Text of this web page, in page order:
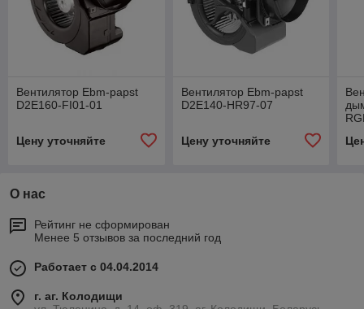
Вентилятор Ebm-papst
D2E160-FI01-01
Цену уточняйте
Вентилятор Ebm-papst
D2E140-HR97-07
Цену уточняйте
О нас
Рейтинг не сформирован
Менее 5 отзывов за последний год
Работает с 04.04.2014
г. аг. Колодищи